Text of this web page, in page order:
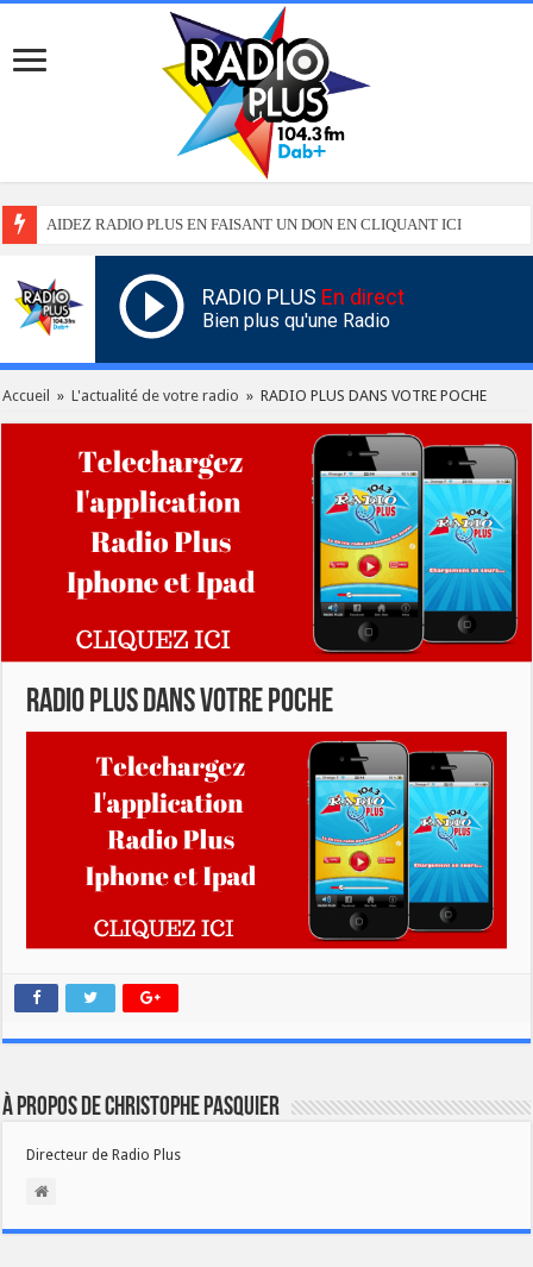
AIDEZ RADIO PLUS EN FAISANT UN DON EN CLIQUANT ICI
RADIO PLUS En direct
Bien plus qu'une Radio
Accueil » L'actualité de votre radio » RADIO PLUS DANS VOTRE POCHE
RADIO PLUS DANS VOTRE POCHE
À propos de Christophe PASQUIER
Directeur de Radio Plus